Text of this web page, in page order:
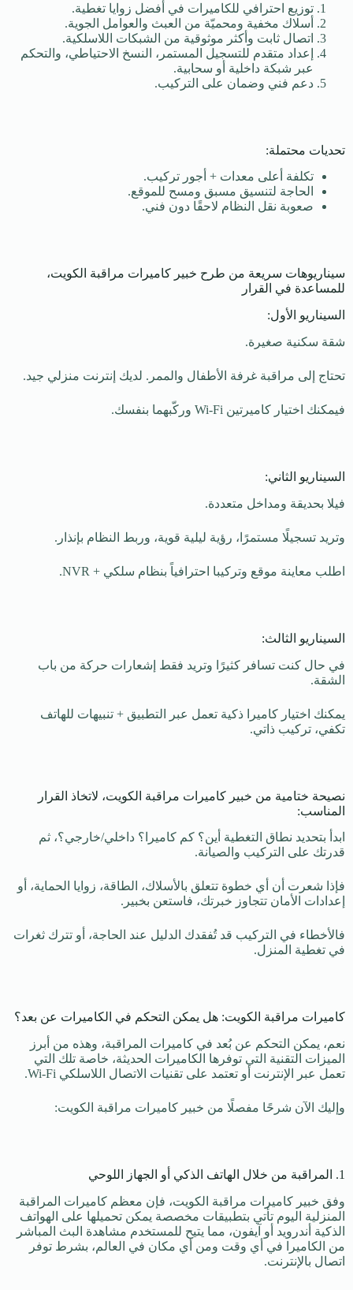
توزيع احترافي للكاميرات في أفضل زوايا تغطية.
أسلاك مخفية ومحميّة من العبث والعوامل الجوية.
اتصال ثابت وأكثر موثوقية من الشبكات اللاسلكية.
إعداد متقدم للتسجيل المستمر، النسخ الاحتياطي، والتحكم
عبر شبكة داخلية أو سحابية.
دعم فني وضمان على التركيب.
تحديات محتملة:
تكلفة أعلى معدات + أجور تركيب.
الحاجة لتنسيق مسبق ومسح للموقع.
صعوبة نقل النظام لاحقًا دون فني.
سيناريوهات سريعة من طرح خبير كاميرات مراقبة الكويت،
للمساعدة في القرار
السيناريو الأول:
شقة سكنية صغيرة.
تحتاج إلى مراقبة غرفة الأطفال والممر. لديك إنترنت منزلي جيد.
فيمكنك اختيار كاميرتين Wi-Fi وركّبهما بنفسك.
السيناريو الثاني:
فيلا بحديقة ومداخل متعددة.
وتريد تسجيلًا مستمرًا، رؤية ليلية قوية، وربط النظام بإنذار.
اطلب معاينة موقع وتركيبا احترافياً بنظام سلكي + NVR.
السيناريو الثالث:
في حال كنت تسافر كثيرًا وتريد فقط إشعارات حركة من باب
الشقة.
يمكنك اختيار كاميرا ذكية تعمل عبر التطبيق + تنبيهات للهاتف
تكفي، تركيب ذاتي.
نصيحة ختامية من خبير كاميرات مراقبة الكويت، لاتخاذ القرار
المناسب:
ابدأ بتحديد نطاق التغطية أين؟ كم كاميرا؟ داخلي/خارجي؟، ثم
قدرتك على التركيب والصيانة.
فإذا شعرت أن أي خطوة تتعلق بالأسلاك، الطاقة، زوايا الحماية، أو
إعدادات الأمان تتجاوز خبرتك، فاستعن بخبير.
فالأخطاء في التركيب قد تُفقدك الدليل عند الحاجة، أو تترك ثغرات
في تغطية المنزل.
كاميرات مراقبة الكويت: هل يمكن التحكم في الكاميرات عن بعد؟
نعم، يمكن التحكم عن بُعد في كاميرات المراقبة، وهذه من أبرز
الميزات التقنية التي توفرها الكاميرات الحديثة، خاصة تلك التي
تعمل عبر الإنترنت أو تعتمد على تقنيات الاتصال اللاسلكي Wi-Fi.
وإليك الآن شرحًا مفصلًا من خبير كاميرات مراقبة الكويت:
1. المراقبة من خلال الهاتف الذكي أو الجهاز اللوحي
وفق خبير كاميرات مراقبة الكويت، فإن معظم كاميرات المراقبة
المنزلية اليوم تأتي بتطبيقات مخصصة يمكن تحميلها على الهواتف
الذكية أندرويد أو آيفون، مما يتيح للمستخدم مشاهدة البث المباشر
من الكاميرا في أي وقت ومن أي مكان في العالم، بشرط توفر
اتصال بالإنترنت.